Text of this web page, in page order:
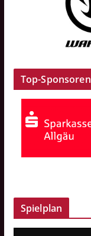
Top-Sponsoren
Spielplan